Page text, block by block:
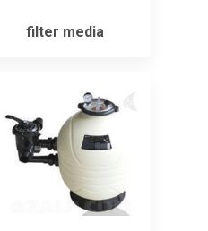
filter media